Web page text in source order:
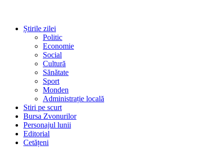
Știrile zilei
Politic
Economie
Social
Cultură
Sănătate
Sport
Monden
Administrație locală
Stiri pe scurt
Bursa Zvonurilor
Personajul lunii
Editorial
Cetățeni